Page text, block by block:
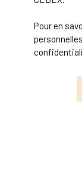
Pour en